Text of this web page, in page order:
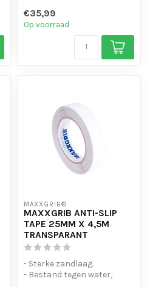
- Is eenvo...
€35,99
Op voorraad
MAXXGRIB®
MAXXGRIB ANTI-SLIP
TAPE 25MM X 4,5M
TRANSPARANT
- Sterke zandlaag.
- Bestand tegen water,